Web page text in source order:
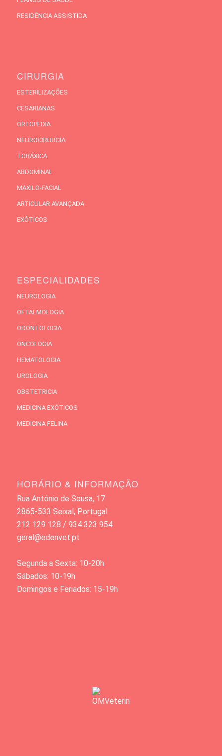
RESIDÊNCIA ASSISTIDA
CIRURGIA
ESTERILIZAÇÕES
CESARIANAS
ORTOPEDIA
NEUROCIRURGIA
TORÁXICA
ABDOMINAL
MAXILO-FACIAL
ARTICULAR AVANÇADA
EXÓTICOS
ESPECIALIDADES
NEUROLOGIA
OFTALMOLOGIA
ODONTOLOGIA
ONCOLOGIA
HEMATOLOGIA
UROLOGIA
OBSTETRICIA
MEDICINA EXÓTICOS
MEDICINA FELINA
HORÁRIO & INFORMAÇÃO
Rua António de Sousa, 17
2865-533 Seixal, Portugal
212 129 128 / 934 323 954
geral@edenvet.pt
Segunda a Sexta: 10-20h
Sábados: 10-19h
Domingos e Feriados: 15-19h